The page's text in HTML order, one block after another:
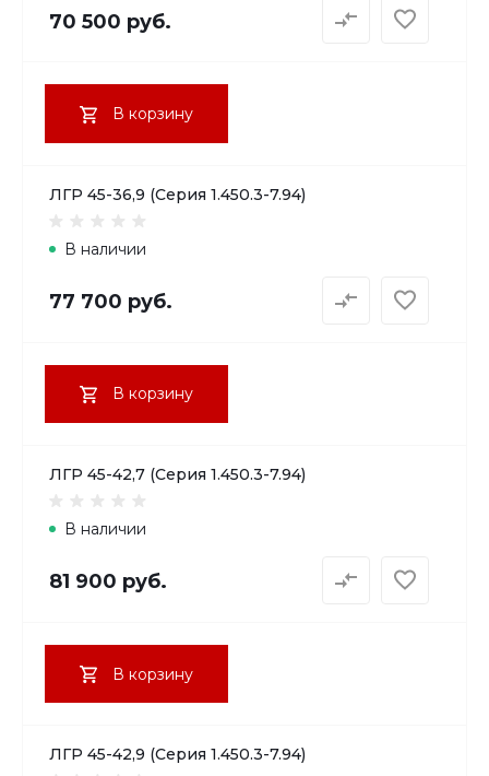
70 500 руб.
В корзину
ЛГР 45-36,9 (Серия 1.450.3-7.94)
В наличии
77 700 руб.
В корзину
ЛГР 45-42,7 (Серия 1.450.3-7.94)
В наличии
81 900 руб.
В корзину
ЛГР 45-42,9 (Серия 1.450.3-7.94)